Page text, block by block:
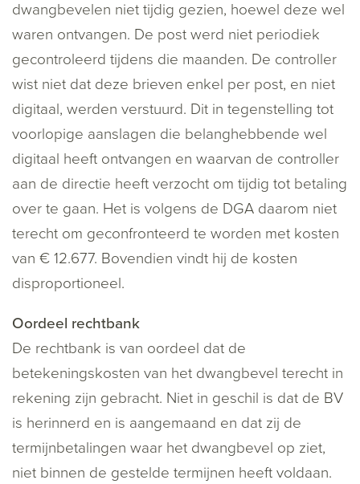
dwangbevelen niet tijdig gezien, hoewel deze wel
waren ontvangen. De post werd niet periodiek
gecontroleerd tijdens die maanden. De controller
wist niet dat deze brieven enkel per post, en niet
digitaal, werden verstuurd. Dit in tegenstelling tot
voorlopige aanslagen die belanghebbende wel
digitaal heeft ontvangen en waarvan de controller
aan de directie heeft verzocht om tijdig tot betaling
over te gaan. Het is volgens de DGA daarom niet
terecht om geconfronteerd te worden met kosten
van € 12.677. Bovendien vindt hij de kosten
disproportioneel.
Oordeel rechtbank
De rechtbank is van oordeel dat de
betekeningskosten van het dwangbevel terecht in
rekening zijn gebracht. Niet in geschil is dat de BV
is herinnerd en is aangemaand en dat zij de
termijnbetalingen waar het dwangbevel op ziet,
niet binnen de gestelde termijnen heeft voldaan.